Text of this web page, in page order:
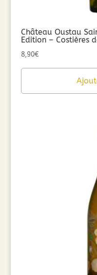
Château Oustau
Edition – Costières
8,90€